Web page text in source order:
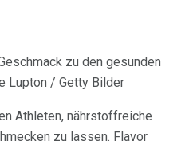
zu den gesunden
Lupton / Getty Bilder
Athleten, nährstoffreiche
zu lassen. Flavor